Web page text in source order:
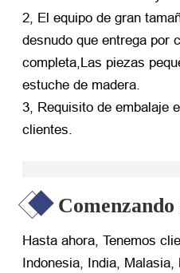
2, El equipo de gran
desnudo que entrega por
completa,Las piezas
estuche de madera.
3, Requisito de embalaje
clientes.
Hasta ahora, Tenemos
Indonesia, India,